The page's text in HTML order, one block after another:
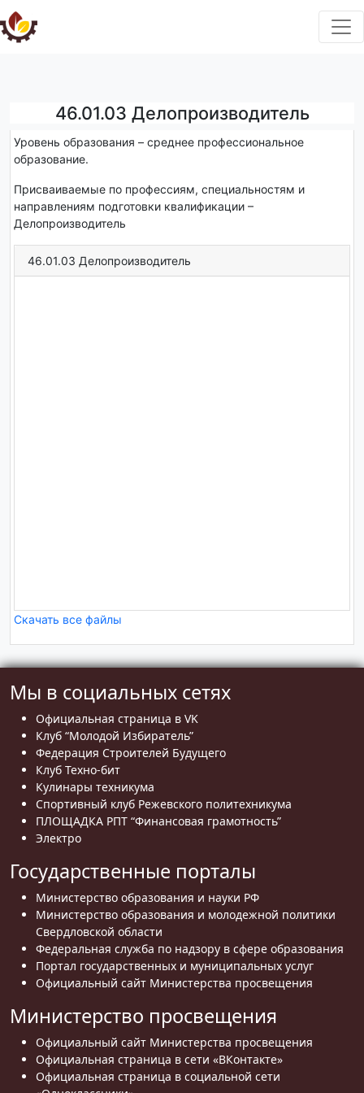
46.01.03 Делопроизводитель
Уровень образования – среднее профессиональное
образование.
Присваиваемые по профессиям, специальностям и
направлениям подготовки квалификации –
Делопроизводитель
46.01.03 Делопроизводитель
Скачать все файлы
Мы в социальных сетях
Официальная страница в VK
Клуб “Молодой Избиратель”
Федерация Строителей Будущего
Клуб Техно-бит
Кулинары техникума
Спортивный клуб Режевского политехникума
ПЛОЩАДКА РПТ “Финансовая грамотность”
Электро
Государственные порталы
Министерство образования и науки РФ
Министерство образования и молодежной политики
Свердловской области
Федеральная служба по надзору в сфере образования
Портал государственных и муниципальных услуг
Официальный сайт Министерства просвещения
Министерство просвещения
Официальный сайт Министерства просвещения
Официальная страница в сети «ВКонтакте»
Официальная страница в социальной сети